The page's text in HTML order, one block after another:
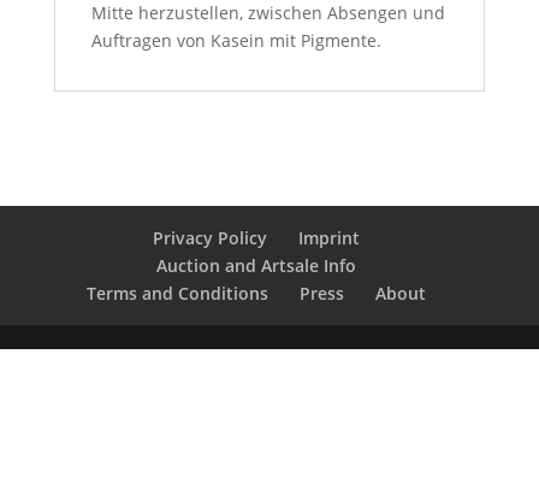
Mitte herzustellen, zwischen Absengen und
Auftragen von Kasein mit Pigmente.
Privacy Policy
Imprint
Auction and Artsale Info
Terms and Conditions
Press About